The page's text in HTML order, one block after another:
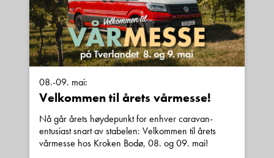
Navn
Beskrivelse
08.-09. mai:
Velkommen til årets vårmesse!
Nå går årets høydepunkt for enhver caravan-
entusiast snart av stabelen: Velkommen til årets
vårmesse hos Kroken Bodø, 08. og 09. mai!